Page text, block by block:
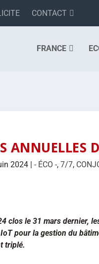
CONTACT
FRANCE
ANNUELLES
2024| - ÉCO -, 7/7,
clos le 31 mars dernier,
pour la gestion du
triplé.